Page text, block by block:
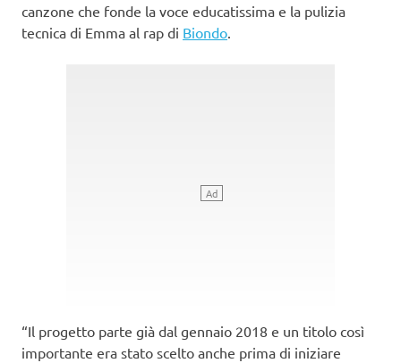
canzone che fonde la voce educatissima e la pulizia
tecnica di Emma al rap di Biondo
“Il progetto parte già dal gennaio 2018 e un titolo così
importante era stato scelto anche prima di iniziare